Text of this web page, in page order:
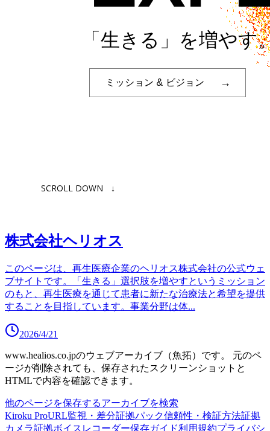
株式会社ヘリオス
このページは、再生医療企業のヘリオス株式会社の公式ウェ
ブサイトです。「生きる」選択肢を増やすというミッション
のもと、再生医療を通じて患者に新たな治療法と希望を提供
することを目指しています。事業分野は体...
2026/4/21
www.healios.co.jpのウェブアーカイブ（魚拓）です。
元のペ
ージが削除されても、保存されたスクリーンショットと
HTMLで内容を確認できます。
他のページを保存するアーカイブを検索
Kiroku ProURL監視・差分証拠パック信頼性・検証方法証拠
カメラ証拠ボイスレコーダー保存ガイド利用規約プライバシ